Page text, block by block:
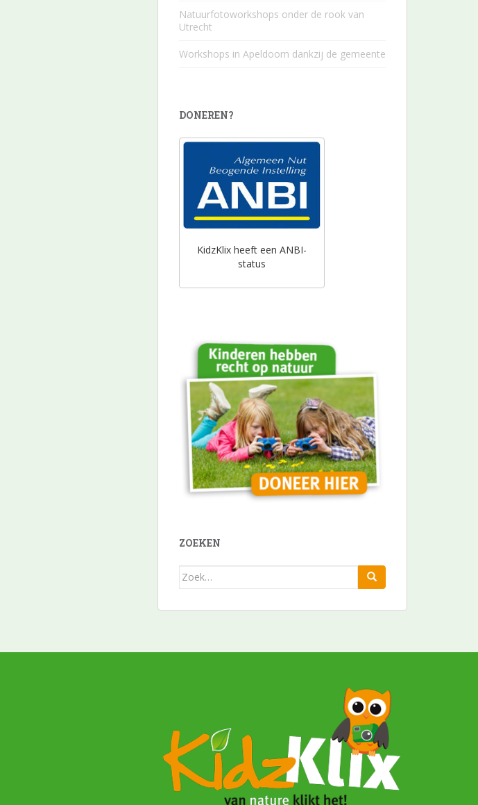
Natuurfotoworkshops onder de rook van
Utrecht
Workshops in Apeldoorn dankzij de gemeente
DONEREN?
KidzKlix heeft een ANBI-
status
ZOEKEN
Zoek